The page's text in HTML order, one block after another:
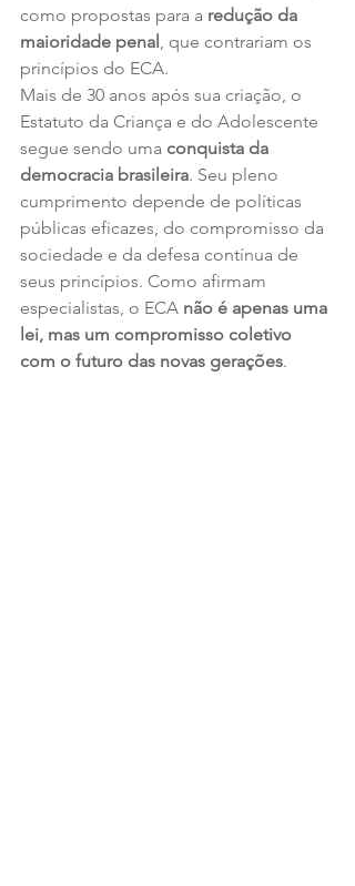
como propostas para a redução da
maioridade penal, que contrariam os
princípios do ECA.
Mais de 30 anos após sua criação, o
Estatuto da Criança e do Adolescente
segue sendo uma conquista da
democracia brasileira. Seu pleno
cumprimento depende de políticas
públicas eficazes, do compromisso da
sociedade e da defesa contínua de
seus princípios. Como afirmam
especialistas, o ECA não é apenas uma
lei, mas um compromisso coletivo
com o futuro das novas gerações.